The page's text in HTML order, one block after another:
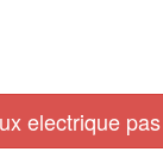
electrique